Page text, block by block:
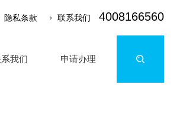
隐私条款 联系我们 4008166560
我们 申请办理